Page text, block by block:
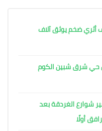
أثري ضخم يوثق آلاف
حي شرق شبين الكوم
شوارع الغردقة بعد
أولًا